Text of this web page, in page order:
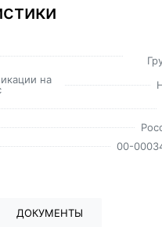
на
00-
ДОКУМЕНТЫ